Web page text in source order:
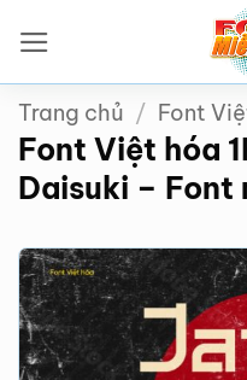
qua
nội
dung
Trang chủ / Font
Font Việt hóa
Daisuki – Font